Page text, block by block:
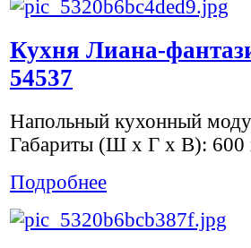
Кухня Лиана-
54537
Напольный кухонный
Габариты (Ш х Г х В):
Подробнее